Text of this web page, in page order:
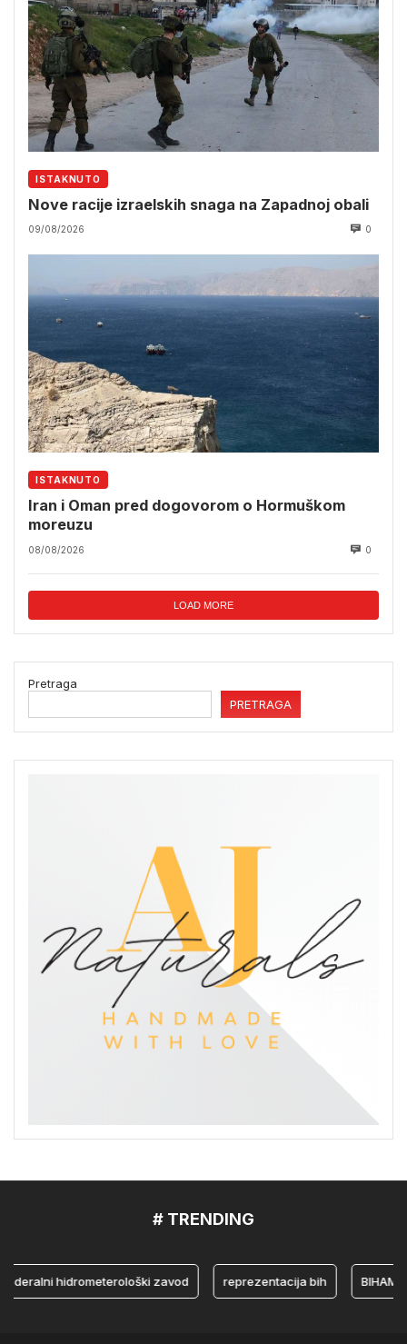
ISTAKNUTO
Nove racije izraelskih snaga na Zapadnoj obali
09/08/2026 0
ISTAKNUTO
Iran i Oman pred dogovorom o Hormuškom
moreuzu
08/08/2026 0
LOAD MORE
Pretraga
PRETRAGA
# TRENDING
hidrometerološki zavod reprezentacija bih BIHAMK